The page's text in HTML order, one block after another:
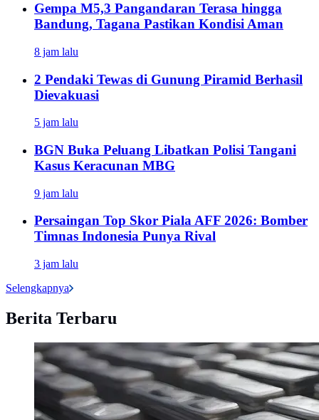
Gempa M5,3 Pangandaran Terasa hingga
Bandung, Tagana Pastikan Kondisi Aman
8 jam lalu
2 Pendaki Tewas di Gunung Piramid Berhasil
Dievakuasi
5 jam lalu
BGN Buka Peluang Libatkan Polisi Tangani
Kasus Keracunan MBG
9 jam lalu
Persaingan Top Skor Piala AFF 2026: Bomber
Timnas Indonesia Punya Rival
3 jam lalu
Selengkapnya
Berita Terbaru